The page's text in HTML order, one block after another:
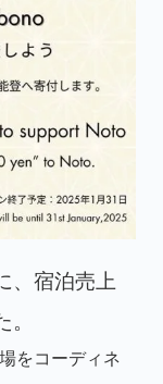
、宿泊売上
をコーディネ